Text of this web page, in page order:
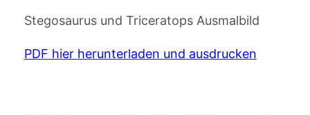
Stegosaurus und Triceratops Ausmalbild
PDF hier herunterladen und ausdrucken